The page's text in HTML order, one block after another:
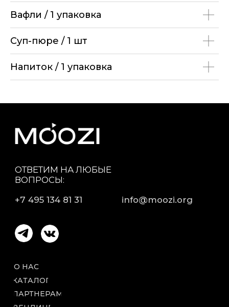
Вафли / 1 упаковка
Суп-пюре / 1 шт
Напиток / 1 упаковка
ДЕКЛАРАЦИИ
ДОСТАВКА
Политика конфидентциальности
ЗДОРОВЬЕ. МОЛОДОСТЬ. КРАСОТА